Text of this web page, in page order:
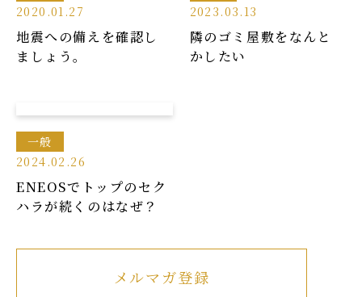
2020.01.27
地震への備えを確認し
ましょう。
2023.03.13
隣のゴミ屋敷をなんと
かしたい
一般
2024.02.26
ENEOSでトップのセク
ハラが続くのはなぜ？
メルマガ登録